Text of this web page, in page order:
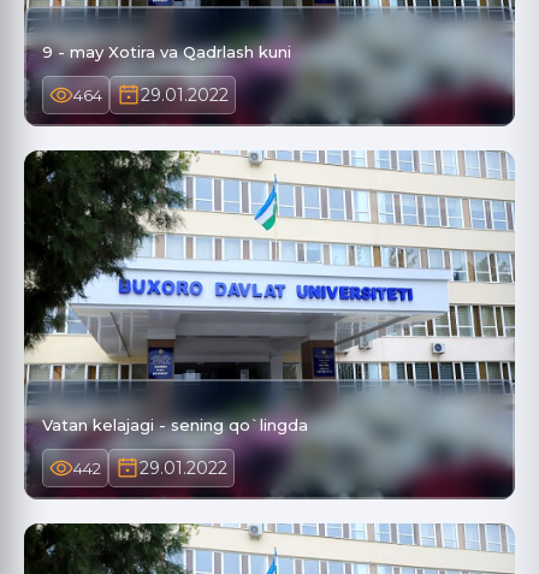
9 - may Xotira va Qadrlash kuni
464 29.01.2022
Vatan kelajagi - sening qo`lingda
442 29.01.2022